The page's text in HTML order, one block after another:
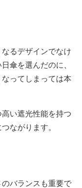
るデザインでなけ
傘を選んだのに、
ってしまっては本
い遮光性能を持つ
ながります。
バランスも重要で